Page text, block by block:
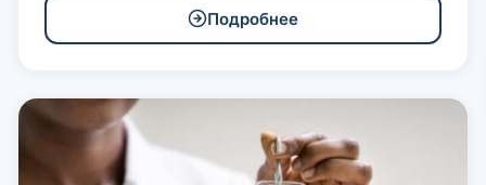
Подробнее